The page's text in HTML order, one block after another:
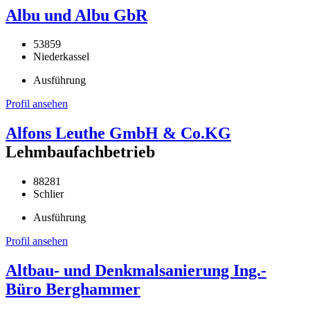
Albu und Albu GbR
53859
Niederkassel
Ausführung
Profil ansehen
Alfons Leuthe GmbH & Co.KG
Lehmbaufachbetrieb
88281
Schlier
Ausführung
Profil ansehen
Altbau- und Denkmalsanierung Ing.-
Büro Berghammer